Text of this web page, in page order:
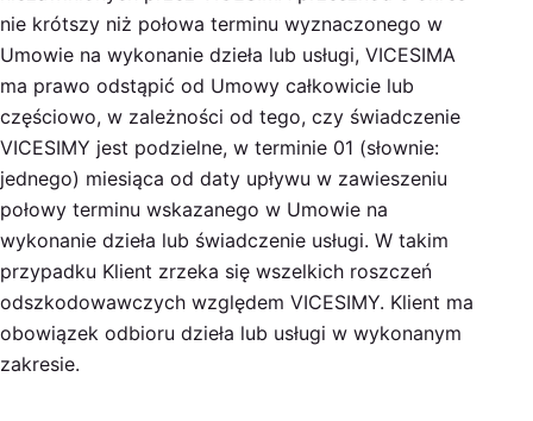
nie krótszy niż połowa terminu wyznaczonego w
Umowie na wykonanie dzieła lub usługi, VICESIMA
ma prawo odstąpić od Umowy całkowicie lub
częściowo, w zależności od tego, czy świadczenie
VICESIMY jest podzielne, w terminie 01 (słownie:
jednego) miesiąca od daty upływu w zawieszeniu
połowy terminu wskazanego w Umowie na
wykonanie dzieła lub świadczenie usługi. W takim
przypadku Klient zrzeka się wszelkich roszczeń
odszkodowawczych względem VICESIMY. Klient ma
obowiązek odbioru dzieła lub usługi w wykonanym
zakresie.